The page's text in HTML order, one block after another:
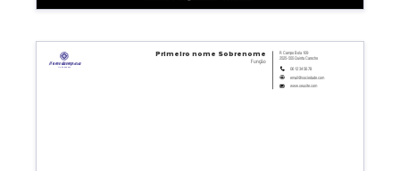
www.seusite.com
Primeiro nome Sobrenome
Função
R Campo Bola 109
2525-555 Quinta Carocho
06 12 34 56 78
email@sociedade.com
Nome da empresa